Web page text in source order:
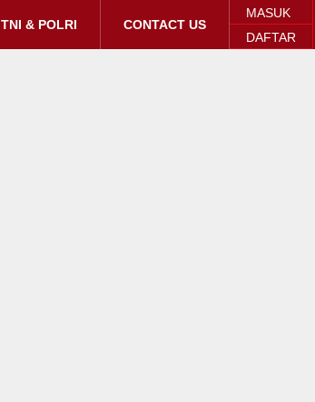
MASUK
DAFTAR
TNI & POLRI CONTACT US